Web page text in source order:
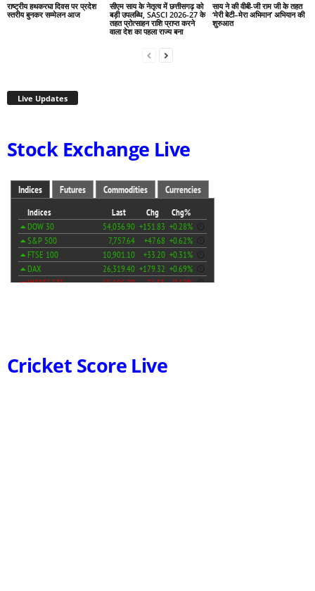
राष्ट्रीय हथकरघा दिवस पर प्रदेश
स्तरीय बुनकर सम्मेलन आज
सीएम साय के नेतृत्व में छत्तीसगढ़ को
बड़ी उपलब्धि, SASCI 2026-27 के
तहत प्रोत्साहन राशि प्राप्त करने
वाला देश का पहला राज्य बना
साय ने की वीबी-जी राम जी के तहत
‘मेरी बेटी–मेरा अभिमान’ अभियान की
शुरुआत
Live Updates
Stock Exchange Live
Cricket Score Live